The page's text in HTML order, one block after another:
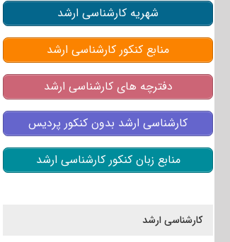
شهریه کارشناسی ارشد
منابع کنکور کارشناسی ارشد
دفترچه های کارشناسی ارشد
کارشناسی ارشد بدون کنکور پردیس
منابع زبان کنکور کارشناسی ارشد
کارشناسی ارشد